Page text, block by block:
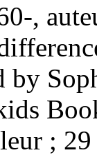
,
by
;